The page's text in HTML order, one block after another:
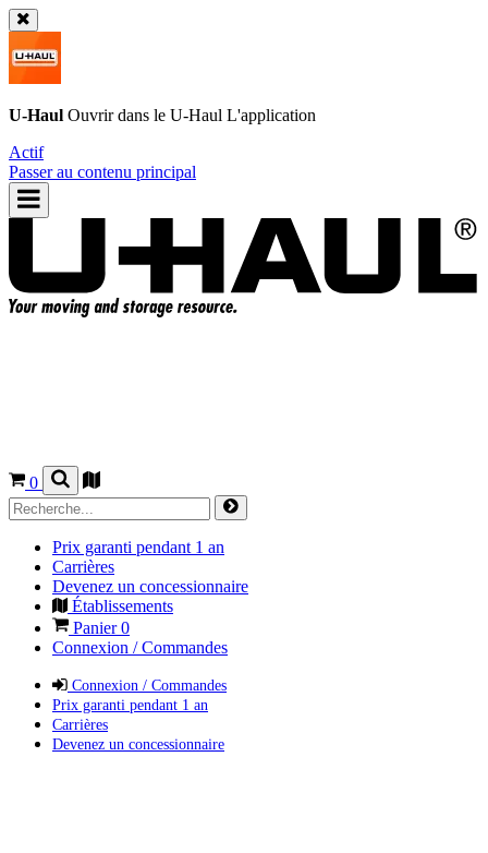
U-Haul Ouvrir dans le U-Haul L'application
Actif
Passer au contenu principal
0
Prix garanti pendant 1 an
Carrières
Devenez un concessionnaire
Établissements
Panier0
Connexion / Commandes
Connexion / Commandes
Prix garanti pendant 1 an
Carrières
Devenez un concessionnaire